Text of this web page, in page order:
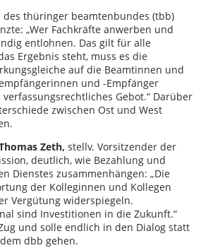
des thüringer beamtenbundes (tbb)
„Wer Fachkräfte anwerben und
entlohnen. Das gilt für alle
Ergebnis steht, muss es die
auf die Beamtinnen und
und -Empfänger
Gebot.“ Darüber
zwischen Ost und West
Zeth, stellv. Vorsitzender der
deutlich, wie Bezahlung und
Dienstes zusammenhängen: „Die
der Kolleginnen und Kollegen
Vergütung widerspiegeln.
sind Investitionen in die Zukunft.“
und solle endlich in den Dialog statt
dbb gehen.